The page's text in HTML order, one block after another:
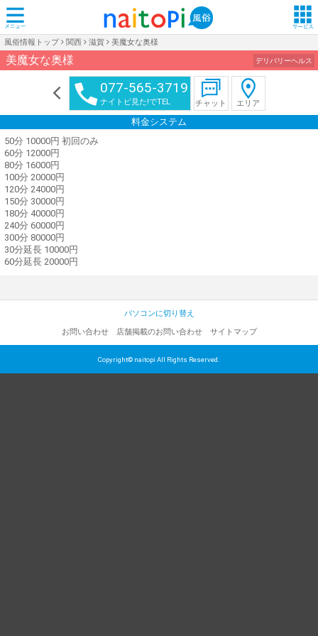
風俗情報トップ 関西 滋賀 美魔女な奥様
デリバリーヘルス
美魔女な奥様
077-565-3719
ナイトピ見た!でTEL チャット エリア
料金システム
50分 10000円 初回のみ
60分 12000円
80分 16000円
100分 20000円
120分 24000円
150分 30000円
180分 40000円
240分 60000円
300分 80000円
30分延長 10000円
60分延長 20000円
パソコンに切り替え
お問い合わせ 店舗掲載のお問い合わせ サイトマップ
Copyright© naitopi All Rights Reserved.